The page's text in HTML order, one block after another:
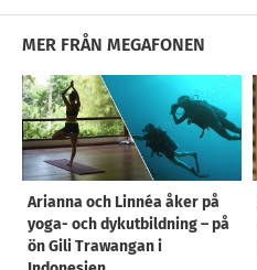
MER FRÅN MEGAFONEN
Arianna och Linnéa åker på
yoga- och dykutbildning – på
ön Gili Trawangan i